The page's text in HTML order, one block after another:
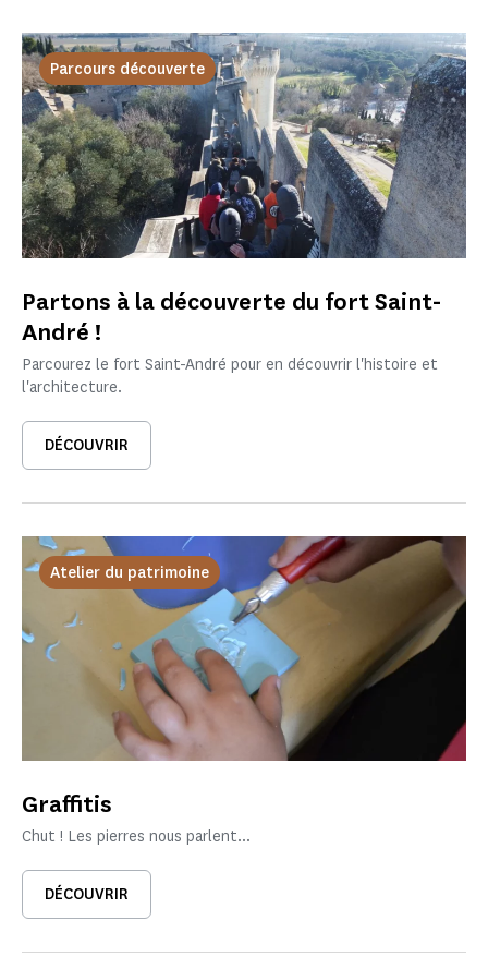
Parcours découverte
Partons à la découverte du fort Saint-
André !
Parcourez le fort Saint-André pour en découvrir l'histoire et
l'architecture.
DÉCOUVRIR
Atelier du patrimoine
Graffitis
Chut ! Les pierres nous parlent...
DÉCOUVRIR